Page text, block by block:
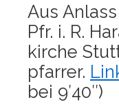
Aus
Pfr. i. R.
kir­che
pfar­rer.
bei 9′40″)